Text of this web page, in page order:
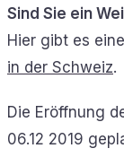
Sind Sie ein
Hier gibt es
in der Schweiz.
Die Eröffnung
06.12 2019